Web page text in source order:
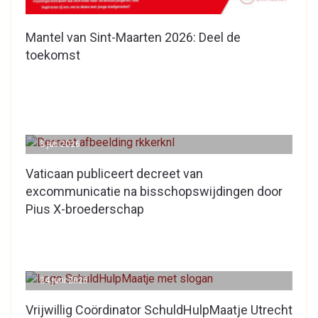
Mantel van Sint-Maarten 2026: Deel de
toekomst
Vaticaan publiceert decreet van
excommunicatie na bisschopswijdingen door
Pius X-broederschap
3 juli 2026
Vrijwillig Coördinator SchuldHulpMaatje Utrecht
24 juni 2026